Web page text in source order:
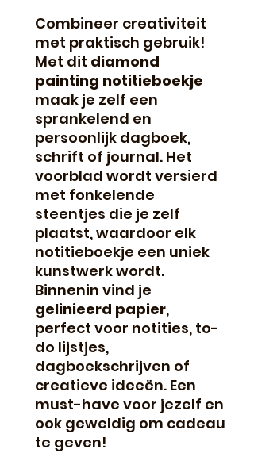
Combineer creativiteit
met praktisch gebruik!
Met dit diamond
painting notitieboekje
maak je zelf een
sprankelend en
persoonlijk dagboek,
schrift of journal. Het
voorblad wordt versierd
met fonkelende
steentjes die je zelf
plaatst, waardoor elk
notitieboekje een uniek
kunstwerk wordt.
Binnenin vind je
gelinieerd papier,
perfect voor notities, to-
do lijstjes,
dagboekschrijven of
creatieve ideeën. Een
must-have voor jezelf en
ook geweldig om cadeau
te geven!